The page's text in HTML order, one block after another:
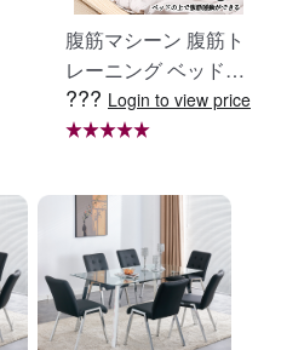
腹筋マシーン 腹筋ト
レーニング ベッド固
定 足固定 腹筋器具
腹筋マシン 足を押さ
レーニング器具 エク
ササイズ ダイエット
旅行 自宅 WBGHS-0
1-R
??? Login to view price